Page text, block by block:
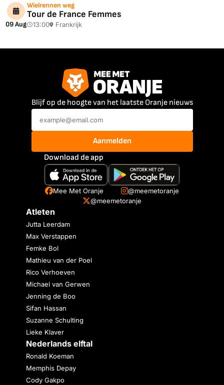
09 Aug
Wielrennen weg
Tour de France Femmes
13:00 Frankrijk
Blijf op de hoogte van het laatste Oranje nieuws
Aanmelden
Download de app
Mee Met Oranje
@meemetoranje
@meemetoranje
Atleten
Jutta Leerdam
Max Verstappen
Femke Bol
Mathieu van der Poel
Rico Verhoeven
Michael van Gerwen
Jenning de Boo
Sifan Hassan
Suzanne Schulting
Lieke Klaver
Nederlands elftal
Ronald Koeman
Memphis Depay
Cody Gakpo